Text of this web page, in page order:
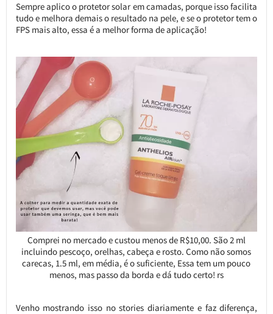
Sempre aplico o protetor solar em camadas, porque isso facilita
tudo e melhora demais o resultado na pele, e se o protetor tem o
FPS mais alto, essa é a melhor forma de aplicação!
Comprei no mercado e custou menos de R$10,00. São 2 ml
incluindo pescoço, orelhas, cabeça e rosto. Como não somos
carecas, 1.5 ml, em média, é o suficiente, Essa tem um pouco
menos, mas passo da borda e dá tudo certo! rs
Venho mostrando isso no stories diariamente e faz diferença,